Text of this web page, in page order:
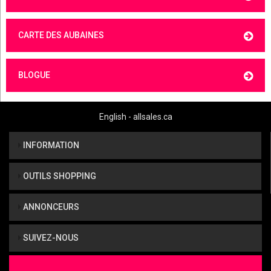
CARTE DES AUBAINES
BLOGUE
English - allsales.ca
INFORMATION
OUTILS SHOPPING
ANNONCEURS
SUIVEZ-NOUS